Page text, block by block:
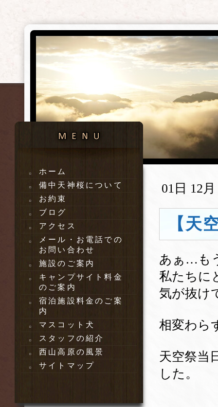
ホーム
備中天神桜について
お約束
ブログ
アクセス
メール・お電話での
お問い合わせ
施設のご案内
キャンプサイト料金
のご案内
宿泊施設料金のご案
内
マスコット犬
スタッフの紹介
西山高原の風景
サイトマップ
01日 12月
【天
あぁ…も
私たちに
気が抜け
相変わら
天空祭当
した。